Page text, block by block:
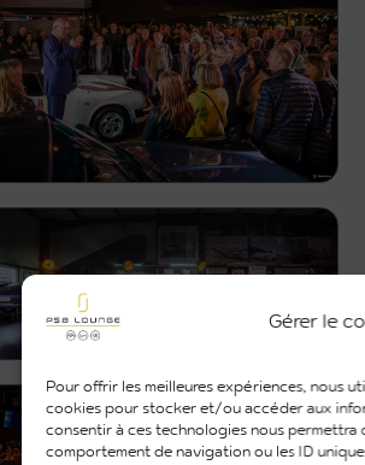
Gérer le
Pour offrir les meilleures expériences, nous
cookies pour stocker et/ou accéder aux
consentir à ces technologies nous permettra
comportement de navigation ou les ID